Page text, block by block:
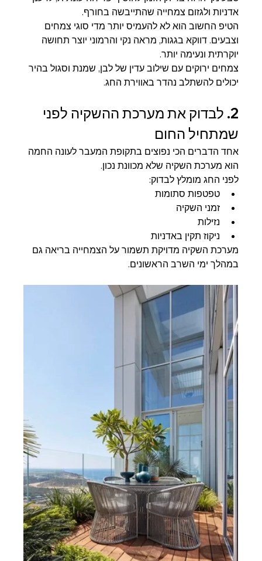
אדניות ולגזום צמחייה שהתייבשה בחורף.
הטיפ החשוב הוא לא להעמיס יותר מדי סוגי צמחים
וצבעים. דווקא בגגות, מראה נקי והרמוני יוצר תחושה
יוקרתית ונעימה יותר.
צמחים ירוקים עם שילוב עדין של לבן, שמנת וסגול בהיר
יכולים להשתלב נהדר באווירת החג.
2. לבדוק את מערכת ההשקיה לפני
שמתחיל החום
אחד הדברים הכי נפוצים בתקופת המעבר לעונה החמה
הוא מערכת השקיה שלא מכוונת נכון.
לפני החג מומלץ לבדוק:
טפטפות סתומות
זמני השקיה
נזילות
ניקוז תקין באדניות
מערכת השקיה מדויקת תשמור על הצמחייה בריאה גם
במהלך ימי השרב הראשונים.